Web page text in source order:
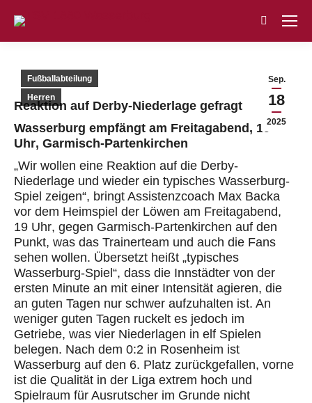
Search:
Sep.
18
2025
Fußballabteilung
Herren
Reaktion auf Derby-Niederlage gefragt
Wasserburg empfängt am Freitagabend , 19
Uhr, Garmisch-Partenkirchen
„Wir wollen eine Reaktion auf die Derby-
Niederlage und wieder ein typisches Wasserburg-
Spiel zeigen“, bringt Assistenzcoach Max Backa
vor dem Heimspiel der Löwen am Freitagabend,
19 Uhr, gegen Garmisch-Partenkirchen auf den
Punkt, was das Trainerteam und auch die Fans
sehen wollen. Übersetzt heißt „typisches
Wasserburg-Spiel“, dass die Innstädter von der
ersten Minute an mit einer Intensität agieren, die
an guten Tagen nur schwer aufzuhalten ist. An
weniger guten Tagen ruckelt es jedoch im
Getriebe, was vier Niederlagen in elf Spielen
belegen. Nach dem 0:2 in Rosenheim ist
Wasserburg auf den 6. Platz zurückgefallen, vorne
ist die Qualität in der Liga extrem hoch und
Spielraum für Ausrutscher im Grunde nicht